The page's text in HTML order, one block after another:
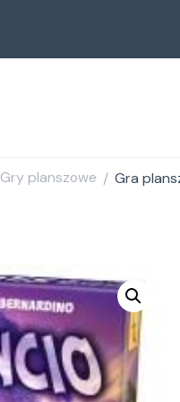
Gry planszowe / Gra